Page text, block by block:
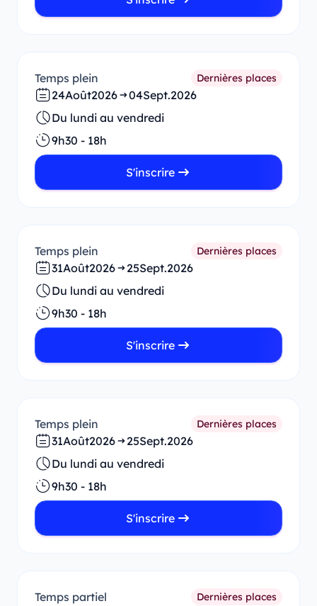
Temps plein Dernières places
24Août2026 04Sept.2026
Du lundi au vendredi
9h30 - 18h
S'inscrire
Temps plein Dernières places
31Août2026 25Sept.2026
Du lundi au vendredi
9h30 - 18h
S'inscrire
Temps plein Dernières places
31Août2026 25Sept.2026
Du lundi au vendredi
9h30 - 18h
S'inscrire
Temps partiel Dernières places